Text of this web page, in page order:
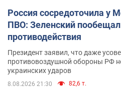
Россия сосредоточила у
ПВО: Зеленский пообещал
противодействия
Президент заявил, что даже
противовоздушной обороны РФ
украинских ударов
8.08.2026 21:30 82,6 т.